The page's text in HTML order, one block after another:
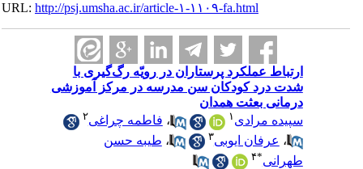
URL:http://psj.umsha.ac.ir/article-۱-۱۱۰۹-fa.html
پرستاران در رویّه‌ رگ‌گیری با
کودکان سن مدرسه در مرکز آموزشی
،فاطمه چراغی۲
، طیبه حسن